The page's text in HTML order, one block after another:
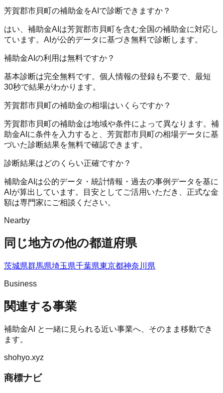
芳賀郡市貝町の補助金をAIで診断できますか？
はい、補助金AIは芳賀郡市貝町を含む全国の補助金に対応し
ています。AIが公的データに基づき無料で診断します。
補助金AIの利用は無料ですか？
基本診断は完全無料です。個人情報の登録も不要で、最短
30秒で結果がわかります。
芳賀郡市貝町の補助金の相場はいくらですか？
芳賀郡市貝町の補助金は地域や条件によって異なります。補
助金AIに条件を入力すると、芳賀郡市貝町の相場データに基
づいた診断結果を無料で確認できます。
診断結果はどのくらい正確ですか？
補助金AIは公的データ・統計情報・過去の事例データを基に
AIが算出しています。目安としてご活用いただき、正式な金
額は専門家にご相談ください。
Nearby
同じ地方の他の都道府県
茨城県群馬県埼玉県千葉県東京都神奈川県
Business
関連する事業
補助金AI
と一緒に見られる近い事業へ、そのまま移動でき
ます。
shohyo.xyz
商標ナビ